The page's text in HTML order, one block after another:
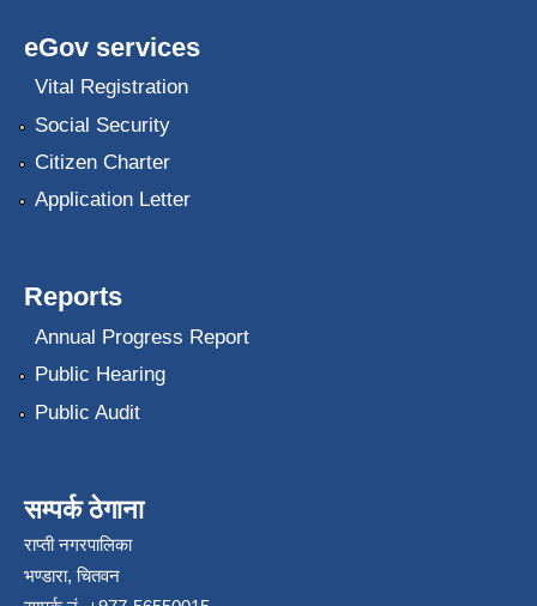
eGov services
Vital Registration
Social Security
Citizen Charter
Application Letter
Reports
Annual Progress Report
Public Hearing
Public Audit
सम्पर्क ठेगाना
राप्ती नगरपालिका
भण्डारा, चितवन